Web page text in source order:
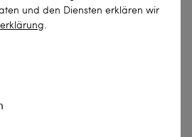
und den Diensten erklären wir
.